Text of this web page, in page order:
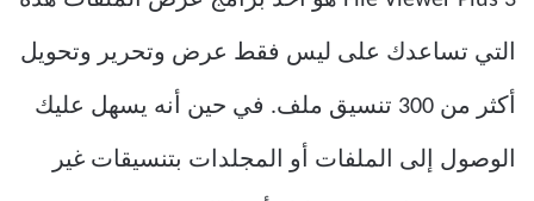
التي تساعدك على ليس فقط عرض وتحرير وتحويل
أكثر من 300 تنسيق ملف. في حين أنه يسهل عليك
الوصول إلى الملفات أو المجلدات بتنسيقات غير